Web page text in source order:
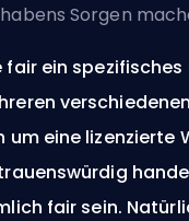
Sorgen
fair ein
um eine lizenzierte
fair sein.